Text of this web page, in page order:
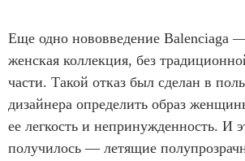
Еще одно нововведение Balenciaga
женская коллекция, без
части. Такой отказ был сделан в
дизайнера определить образ
ее легкость и непринужденность. И
получилось — летящие